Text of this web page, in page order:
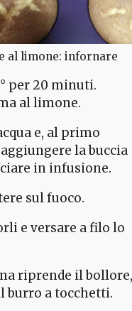
al limone: infornare
per 20 minuti.
al limone.
e, al primo
la buccia
in infusione.
sul fuoco.
e versare a filo lo
riprende il bollore,
burro a tocchetti.